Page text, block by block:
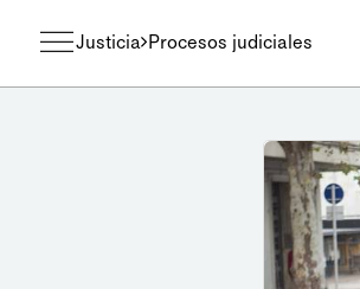
Justicia Procesos judiciales